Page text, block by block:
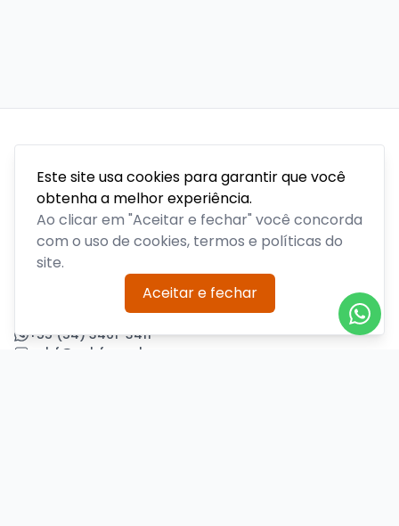
Este site usa cookies para garantir que você
obtenha a melhor experiência.
Ao clicar em "Aceitar e fechar" você concorda
com o uso de cookies, termos e políticas do
site.
Aceitar e fechar
Acompanhe todas as notícias sobre o time, venda de
ingressos, serviços aos sócios, serviços aos torcedores e
informações sobre o clube.
Precisa de ajuda?
+55 (54) 3461-3411
acbf@acbf.com.br